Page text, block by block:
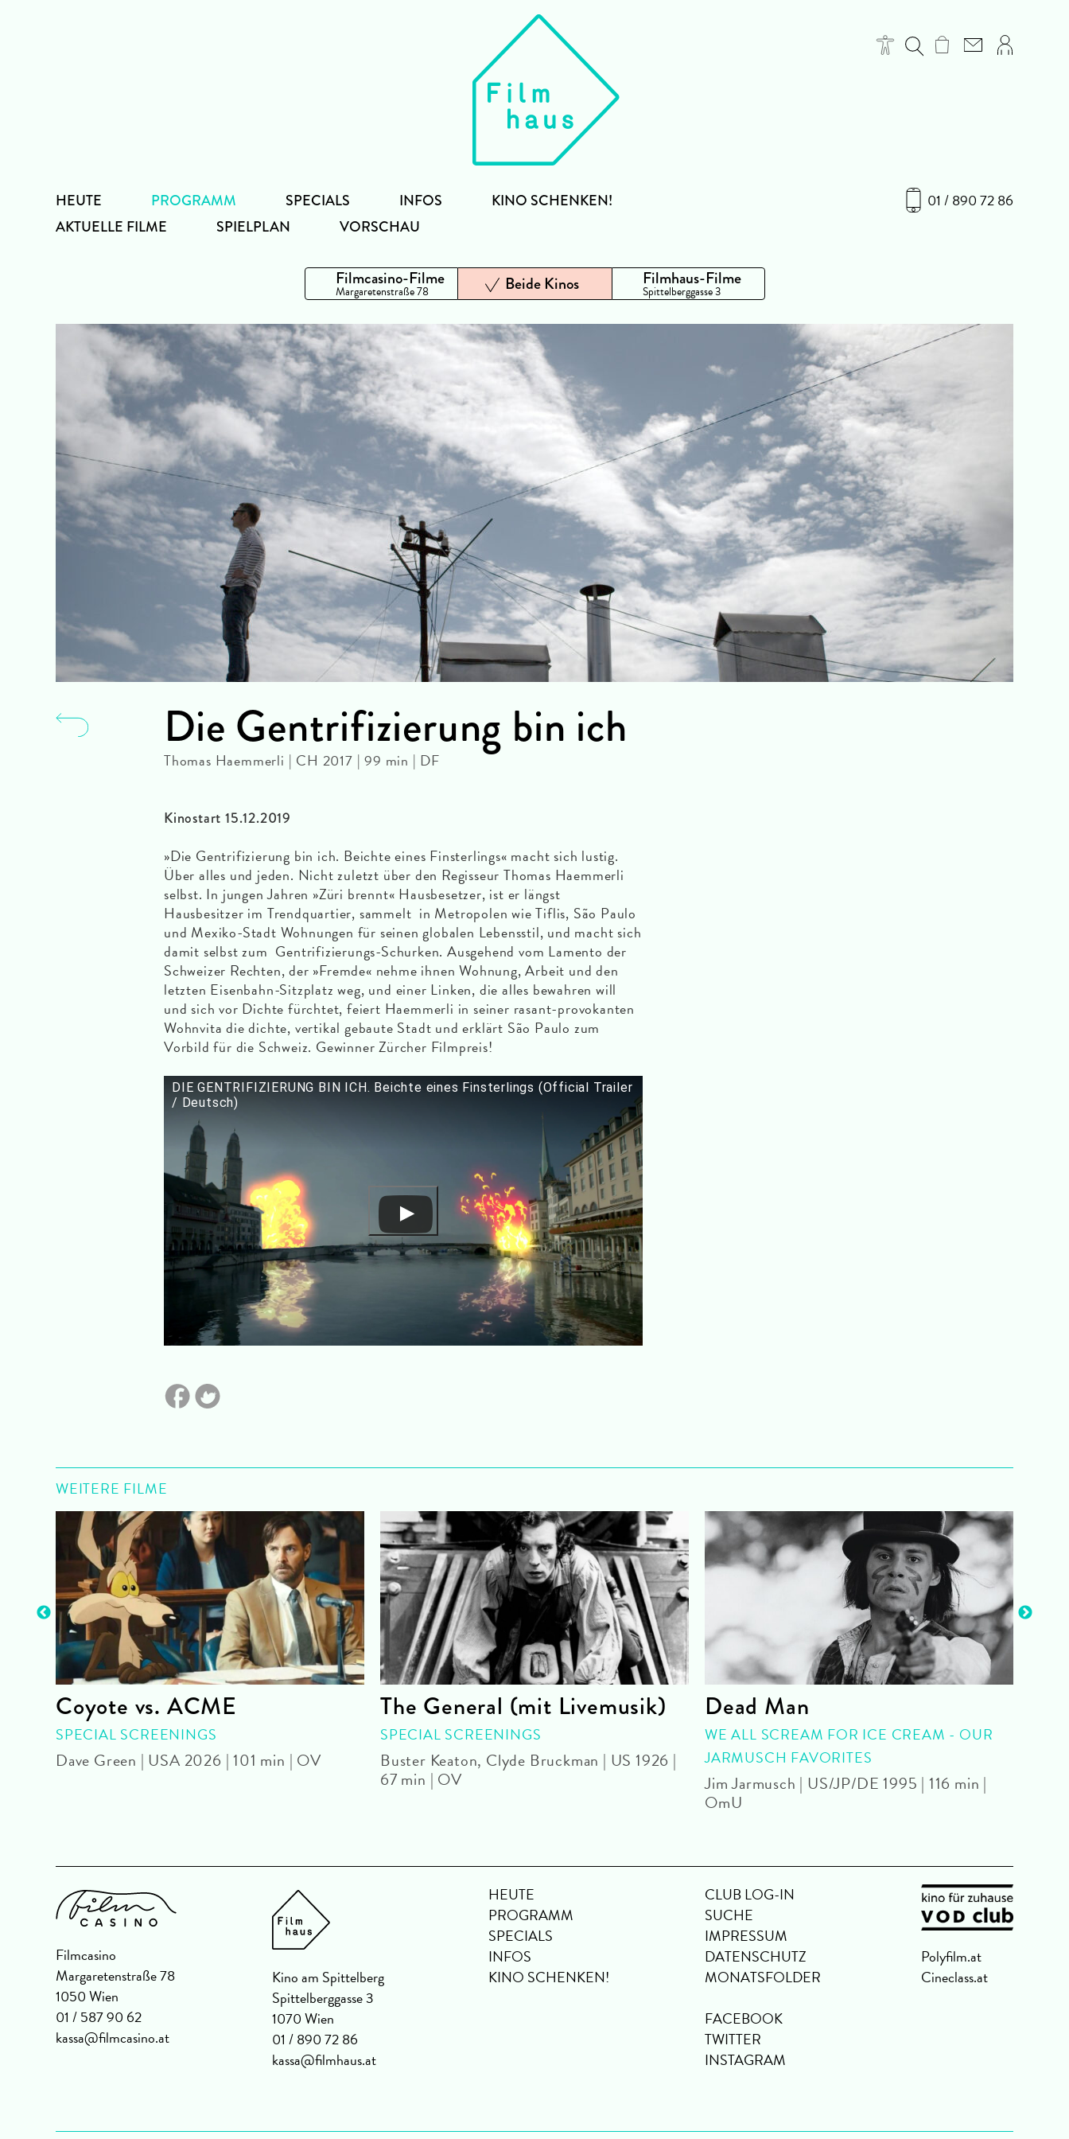
01 / 890 72 86
HEUTE
PROGRAMM
AKTUELLE FILME
SPIELPLAN VORSCHAU
SPECIALS INFOS KINO SCHENKEN!
Filmcasino-Filme
Margaretenstraße 78 Beide Kinos Filmhaus-Filme
Spittelberggasse 3
Die Gentrifizierung bin ich
Thomas Haemmerli | CH 2017 | 99 min | DF
Kinostart 15.12.2019
»Die Gentrifizierung bin ich. Beichte eines Finsterlings« macht sich lustig.
Über alles und jeden. Nicht zuletzt über den Regisseur Thomas Haemmerli
selbst. In jungen Jahren »Züri brennt« Hausbesetzer, ist er längst
Hausbesitzer im Trendquartier, sammelt in Metropolen wie Tiflis, São Paulo
und Mexiko-Stadt Wohnungen für seinen globalen Lebensstil, und macht sich
damit selbst zum Gentrifizierungs-Schurken. Ausgehend vom Lamento der
Schweizer Rechten, der »Fremde« nehme ihnen Wohnung, Arbeit und den
letzten Eisenbahn-Sitzplatz weg, und einer Linken, die alles bewahren will
und sich vor Dichte fürchtet, feiert Haemmerli in seiner rasant-provokanten
Wohnvita die dichte, vertikal gebaute Stadt und erklärt São Paulo zum
Vorbild für die Schweiz. Gewinner Zürcher Filmpreis!
DIE GENTRIFIZIERUNG BIN ICH. Beichte eines Finsterlings (Official Trailer
/ Deutsch)
WEITERE FILME
Coyote vs. ACME
SPECIAL SCREENINGS
Dave Green | USA 2026 | 101 min | OV
The General (mit Livemusik)
SPECIAL SCREENINGS
Buster Keaton, Clyde Bruckman | US 1926 |
67 min | OV
Dead Man
WE ALL SCREAM FOR ICE CREAM - OUR
JARMUSCH FAVORITES
Jim Jarmusch | US/JP/DE 1995 | 116 min |
OmU
Filmcasino
Margaretenstraße 78
1050 Wien
01 / 587 90 62
kassa@filmcasino.at
Kino am Spittelberg
Spittelberggasse 3
1070 Wien
01 / 890 72 86
kassa@filmhaus.at
HEUTE
PROGRAMM
SPECIALS
INFOS
KINO SCHENKEN!
CLUB LOG-IN
SUCHE
IMPRESSUM
DATENSCHUTZ
MONATSFOLDER
FACEBOOK
TWITTER
INSTAGRAM
Polyfilm.at
Cineclass.at